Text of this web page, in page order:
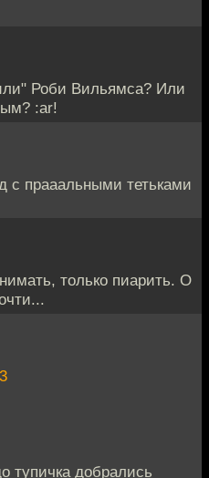
Роби Вильямса? Или
:ar!
с прааальными тетьками
только пиарить. О
тупичка добрались